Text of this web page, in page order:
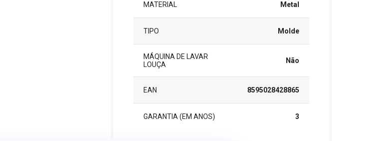
MATERIAL Metal
TIPO Molde
MÁQUINA DE LAVAR
LOUÇA
Não
EAN 8595028428865
GARANTIA (EM ANOS) 3